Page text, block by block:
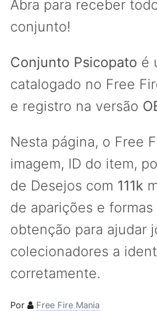
Abra para receber
conjunto!
Conjunto Psicopato é
catalogado no Free
e registro na versão
Nesta página, o Free
imagem, ID do item,
de Desejos com 111k
de aparições e
obtenção para ajudar
colecionadores a
corretamente.
Por
Free Fire Mania